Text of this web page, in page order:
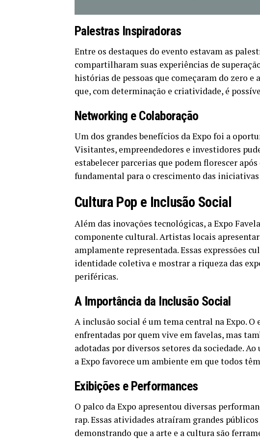
Palestras Inspiradoras
Entre os destaques do evento estavam as
compartilharam suas experiências de
histórias de pessoas que começaram do zero
que, com determinação e criatividade, é
Networking e Colaboração
Um dos grandes benefícios da Expo foi a
Visitantes, empreendedores e investidores
estabelecer parcerias que podem florescer
fundamental para o crescimento das
Cultura Pop e Inclusão Social
Além das inovações tecnológicas, a Expo
componente cultural. Artistas locais
amplamente representada. Essas expressões
identidade coletiva e mostrar a riqueza das
periféricas.
A Importância da Inclusão Social
A inclusão social é um tema central na Expo.
enfrentadas por quem vive em favelas, mas
adotadas por diversos setores da sociedade.
a Expo favorece um ambiente em que todos
Exibições e Performances
O palco da Expo apresentou diversas
rap. Essas atividades atraíram grandes
demonstrando que a arte e a cultura são